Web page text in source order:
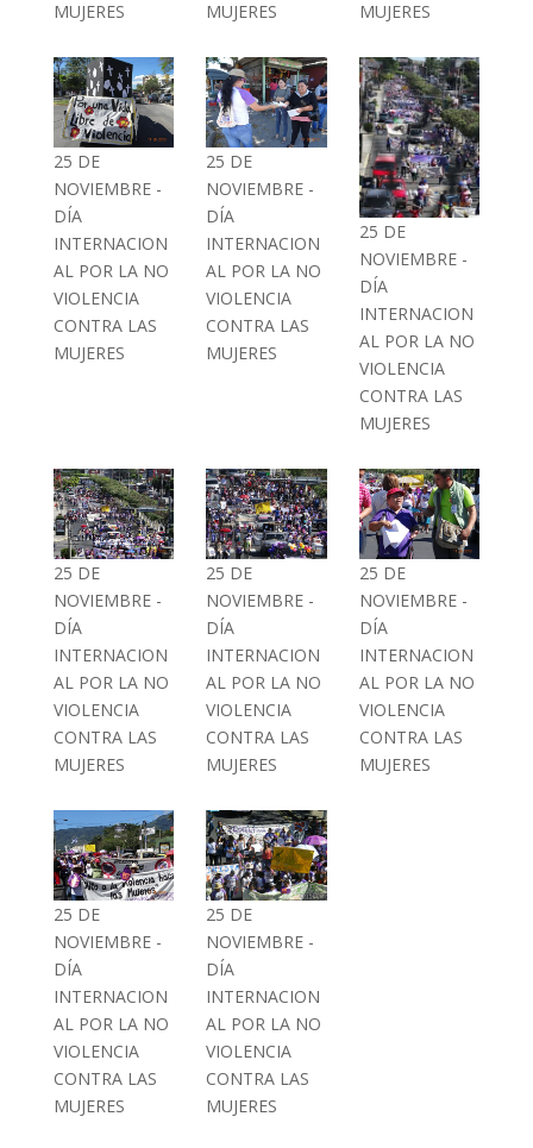
MUJERES
MUJERES
MUJERES
25 DE
NOVIEMBRE -
DÍA
INTERNACION
AL POR LA NO
VIOLENCIA
CONTRA LAS
MUJERES
25 DE
NOVIEMBRE -
DÍA
INTERNACION
AL POR LA NO
VIOLENCIA
CONTRA LAS
MUJERES
25 DE
NOVIEMBRE -
DÍA
INTERNACION
AL POR LA NO
VIOLENCIA
CONTRA LAS
MUJERES
25 DE
NOVIEMBRE -
DÍA
INTERNACION
AL POR LA NO
VIOLENCIA
CONTRA LAS
MUJERES
25 DE
NOVIEMBRE -
DÍA
INTERNACION
AL POR LA NO
VIOLENCIA
CONTRA LAS
MUJERES
25 DE
NOVIEMBRE -
DÍA
INTERNACION
AL POR LA NO
VIOLENCIA
CONTRA LAS
MUJERES
25 DE
NOVIEMBRE -
DÍA
INTERNACION
AL POR LA NO
VIOLENCIA
CONTRA LAS
MUJERES
25 DE
NOVIEMBRE -
DÍA
INTERNACION
AL POR LA NO
VIOLENCIA
CONTRA LAS
MUJERES